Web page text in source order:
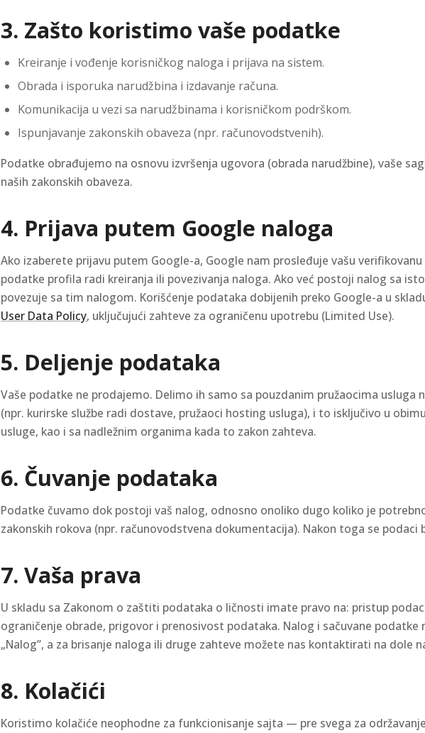
3. Zašto koristimo vaše podatke
Kreiranje i vođenje korisničkog naloga i prijava na sistem.
Obrada i isporuka narudžbina i izdavanje računa.
Komunikacija u vezi sa narudžbinama i korisničkom podrškom.
Ispunjavanje zakonskih obaveza (npr. računovodstvenih).
Podatke obrađujemo na osnovu izvršenja ugovora (obrada narudžbine), vaše
naših zakonskih obaveza.
4. Prijava putem Google naloga
Ako izaberete prijavu putem Google-a, Google nam prosleđuje vašu
podatke profila radi kreiranja ili povezivanja naloga. Ako već postoji nalog sa
povezuje sa tim nalogom. Korišćenje podataka dobijenih preko Google-a u
User Data Policy, uključujući zahteve za ograničenu upotrebu (Limited Use).
5. Deljenje podataka
Vaše podatke ne prodajemo. Delimo ih samo sa pouzdanim pružaocima usluga
(npr. kurirske službe radi dostave, pružaoci hosting usluga), i to isključivo u
usluge, kao i sa nadležnim organima kada to zakon zahteva.
6. Čuvanje podataka
Podatke čuvamo dok postoji vaš nalog, odnosno onoliko dugo koliko je
zakonskih rokova (npr. računovodstvena dokumentacija). Nakon toga se podaci
7. Vaša prava
U skladu sa Zakonom o zaštiti podataka o ličnosti imate pravo na: pristup
ograničenje obrade, prigovor i prenosivost podataka. Nalog i sačuvane
„Nalog”, a za brisanje naloga ili druge zahteve možete nas kontaktirati na dole
8. Kolačići
Koristimo kolačiće neophodne za funkcionisanje sajta — pre svega za